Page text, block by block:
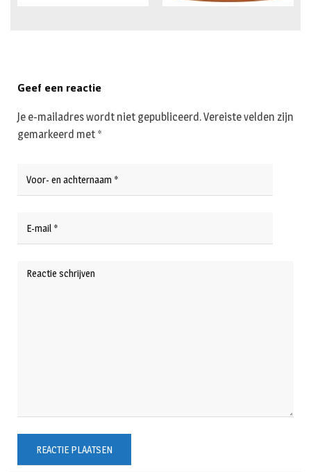
Geef een reactie
Je e-mailadres wordt niet gepubliceerd.Vereiste velden zijn
gemarkeerd met *